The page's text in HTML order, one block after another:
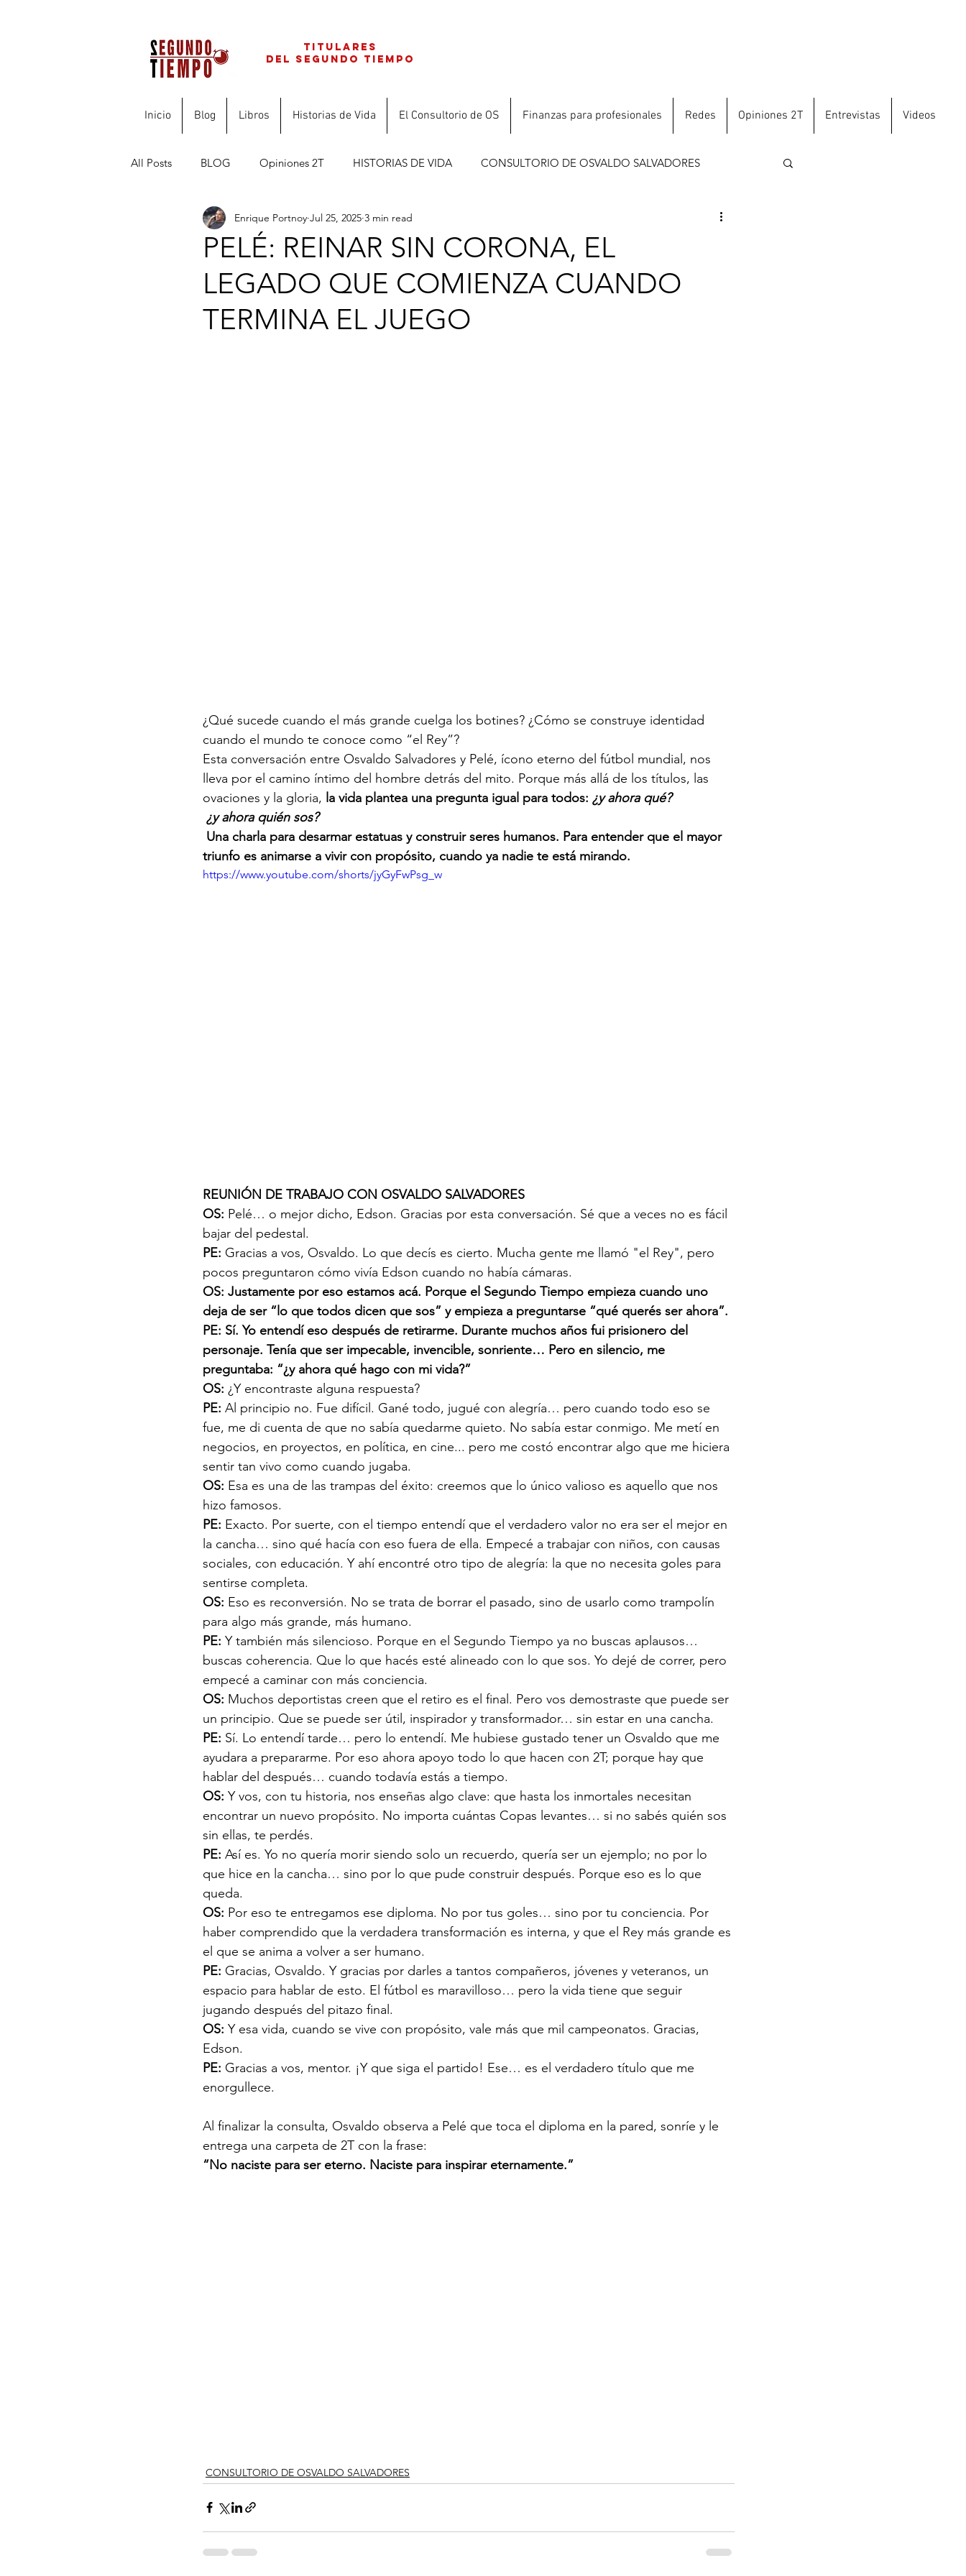
titulares
del segundo tiempo
Inicio Blog Libros Historias de Vida El Consultorio de OS Finanzas para profesionales Redes Opiniones 2T Entrevistas Videos
All Posts BLOG Opiniones 2T HISTORIAS DE VIDA CONSULTORIO DE OSVALDO SALVADORES
FINANZAS PARA PROFESIONALES
PELÉ: REINAR SIN CORONA, EL
LEGADO QUE COMIENZA CUANDO
TERMINA EL JUEGO
Enrique Portnoy Jul 25, 2025 3 min read
¿Qué sucede cuando el más grande cuelga los botines? ¿Cómo se construye identidad
cuando el mundo te conoce como “el Rey”?
Esta conversación entre Osvaldo Salvadores y Pelé, ícono eterno del fútbol mundial, nos
lleva por el camino íntimo del hombre detrás del mito. Porque más allá de los títulos, las
ovaciones y la gloria, la vida plantea una pregunta igual para todos: ¿y ahora qué?
¿y ahora quién sos?
triunfo es animarse a vivir con propósito, cuando ya nadie te está mirando.
https://www.youtube.com/shorts/jyGyFwPsg_w
REUNIÓN DE TRABAJO CON OSVALDO SALVADORES
OS: Pelé… o mejor dicho, Edson. Gracias por esta conversación. Sé que a veces no es fácil
bajar del pedestal.
PE: Gracias a vos, Osvaldo. Lo que decís es cierto. Mucha gente me llamó "el Rey", pero
pocos preguntaron cómo vivía Edson cuando no había cámaras.
OS: Justamente por eso estamos acá. Porque el Segundo Tiempo empieza cuando uno
deja de ser “lo que todos dicen que sos” y empieza a preguntarse “qué querés ser ahora”.
PE: Sí. Yo entendí eso después de retirarme. Durante muchos años fui prisionero del
personaje. Tenía que ser impecable, invencible, sonriente… Pero en silencio, me
preguntaba: “¿y ahora qué hago con mi vida?”
OS: ¿Y encontraste alguna respuesta?
PE: Al principio no. Fue difícil. Gané todo, jugué con alegría… pero cuando todo eso se
fue, me di cuenta de que no sabía quedarme quieto. No sabía estar conmigo. Me metí en
negocios, en proyectos, en política, en cine... pero me costó encontrar algo que me hiciera
sentir tan vivo como cuando jugaba.
OS: Esa es una de las trampas del éxito: creemos que lo único valioso es aquello que nos
hizo famosos.
PE: Exacto. Por suerte, con el tiempo entendí que el verdadero valor no era ser el mejor en
la cancha… sino qué hacía con eso fuera de ella. Empecé a trabajar con niños, con causas
sociales, con educación. Y ahí encontré otro tipo de alegría: la que no necesita goles para
sentirse completa.
OS: Eso es reconversión. No se trata de borrar el pasado, sino de usarlo como trampolín
para algo más grande, más humano.
PE: Y también más silencioso. Porque en el Segundo Tiempo ya no buscas aplausos…
buscas coherencia. Que lo que hacés esté alineado con lo que sos. Yo dejé de correr, pero
empecé a caminar con más conciencia.
OS: Muchos deportistas creen que el retiro es el final. Pero vos demostraste que puede ser
un principio. Que se puede ser útil, inspirador y transformador… sin estar en una cancha.
PE: Sí. Lo entendí tarde… pero lo entendí. Me hubiese gustado tener un Osvaldo que me
ayudara a prepararme. Por eso ahora apoyo todo lo que hacen con 2T; porque hay que
hablar del después… cuando todavía estás a tiempo.
OS: Y vos, con tu historia, nos enseñas algo clave: que hasta los inmortales necesitan
encontrar un nuevo propósito. No importa cuántas Copas levantes… si no sabés quién sos
sin ellas, te perdés.
PE: Así es. Yo no quería morir siendo solo un recuerdo, quería ser un ejemplo; no por lo
que hice en la cancha… sino por lo que pude construir después. Porque eso es lo que
queda.
OS: Por eso te entregamos ese diploma. No por tus goles… sino por tu conciencia. Por
haber comprendido que la verdadera transformación es interna, y que el Rey más grande es
el que se anima a volver a ser humano.
PE: Gracias, Osvaldo. Y gracias por darles a tantos compañeros, jóvenes y veteranos, un
espacio para hablar de esto. El fútbol es maravilloso… pero la vida tiene que seguir
jugando después del pitazo final.
OS: Y esa vida, cuando se vive con propósito, vale más que mil campeonatos. Gracias,
Edson.
PE: Gracias a vos, mentor. ¡Y que siga el partido! Ese… es el verdadero título que me
enorgullece.
Al finalizar la consulta, Osvaldo observa a Pelé que toca el diploma en la pared, sonríe y le
entrega una carpeta de 2T con la frase:
“No naciste para ser eterno. Naciste para inspirar eternamente.”
CONSULTORIO DE OSVALDO SALVADORES